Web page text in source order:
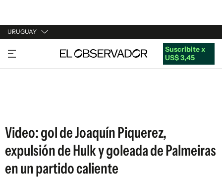
URUGUAY
URUGUAY
ARGENTINA
Suscribite x
US$ 3,45
Video: gol de Joaquín Piquerez,
expulsión de Hulk y goleada de Palmeiras
en un partido caliente